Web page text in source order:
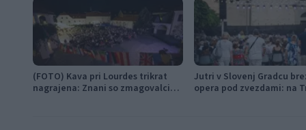
(FOTO) Kava pri Lourdes trikrat
nagrajena: Znani so zmagovalci
Jutri v Slovenj Gradcu
opera pod zvezdami: na